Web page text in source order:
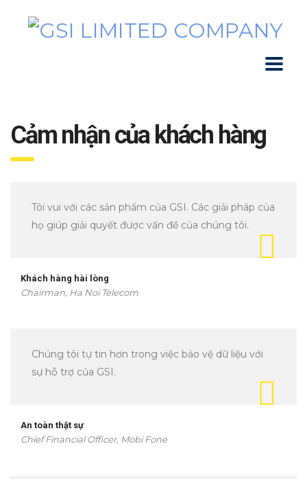
Cảm nhận của khách hàng
Tôi vui với các sản phẩm của GSI. Các giải pháp của
họ giúp giải quyết được vấn đề của chúng tôi.
Khách hàng hài lòng
Chairman, Ha Noi Telecom
Chúng tôi tự tin hơn trong việc bảo vệ dữ liệu với
sự hỗ trợ của GSI.
An toàn thật sự
Chief Financial Officer, Mobi Fone